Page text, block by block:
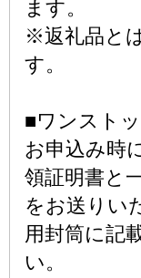
ます。
※返礼品と
す。
■ワンスト
お申込み時
領証明書と
をお送りい
用封筒に記
い。